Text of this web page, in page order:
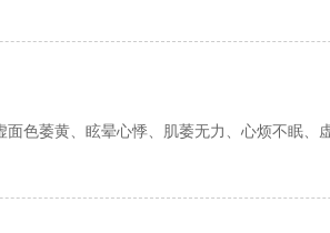
色萎黄、眩晕心悸、肌萎无力、心烦不眠、